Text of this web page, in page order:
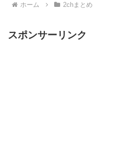
ホーム 2chまとめ
スポンサーリンク